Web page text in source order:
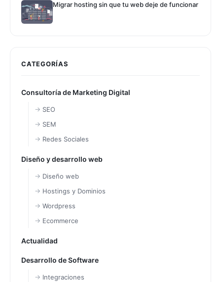
Migrar hosting sin que tu web deje de funcionar
CATEGORÍAS
Consultoría de Marketing Digital
SEO
SEM
Redes Sociales
Diseño y desarrollo web
Diseño web
Hostings y Dominios
Wordpress
Ecommerce
Actualidad
Desarrollo de Software
Integraciones